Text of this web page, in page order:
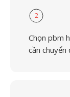
2
Chọn pbm
cần